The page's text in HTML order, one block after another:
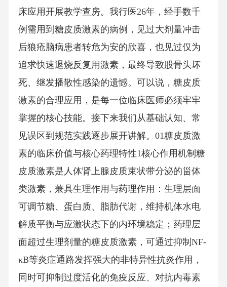
床应用开展教学查房。我行医26年，经手数千
例需用到糖皮质激素的病例，见过大剂量冲击
后狼疮脑病患者转危为安的欣喜，也见过仅为
追求快速退烧反复用激素，最终导致股骨头坏
死、继发播散性感染的遗憾。可以说，糖皮质
激素的合理应用，是每一位临床医师必须牢牢
掌握的核心技能。接下来我们从基础认知、常
见误区到规范实践逐步展开讲解。01糖皮质激
素的临床价值与核心药理特性1核心作用机制糖
皮质激素是人体肾上腺皮质束状带分泌的甾体
类激素，兼具生理作用与药理作用：生理层面
可调节糖、蛋白质、脂肪代谢，维持机体水电
解质平衡与应激状态下的内环境稳定；药理层
面超过生理剂量的糖皮质激素，可通过抑制NF-
κB等炎症通路发挥强大的非特异性抗炎作用，
同时可抑制过度活化的免疫反应、对抗内毒素